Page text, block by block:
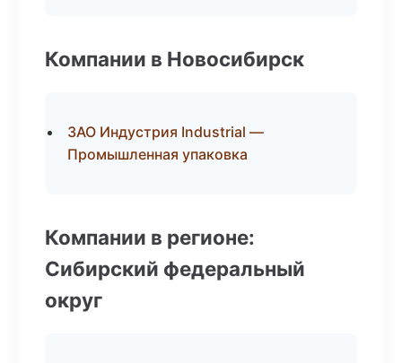
Компании в Новосибирск
ЗАО Индустрия Industrial —
Промышленная упаковка
Компании в регионе:
Сибирский федеральный
округ